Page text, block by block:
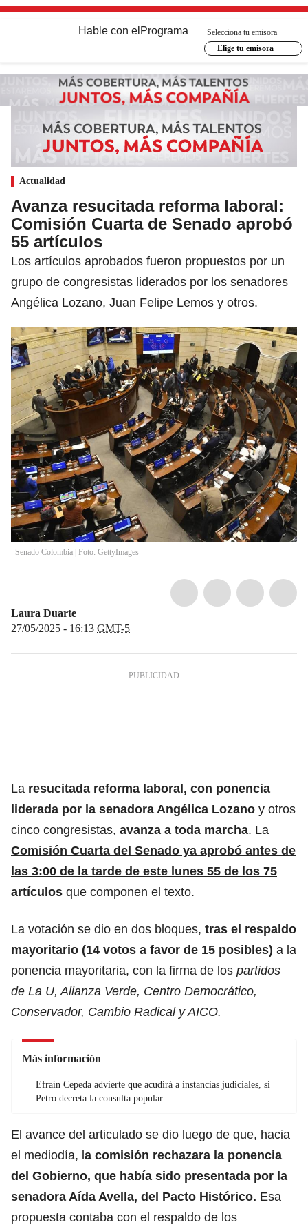
Hable con el Programa
Selecciona tu emisora
Elige tu emisora
Actualidad
Avanza resucitada reforma laboral:
Comisión Cuarta de Senado aprobó
55 artículos
Los artículos aprobados fueron propuestos por un
grupo de congresistas liderados por los senadores
Angélica Lozano, Juan Felipe Lemos y otros.
Senado Colombia | Foto: GettyImages
Laura Duarte
27/05/2025 - 16:13 GMT-5
La resucitada reforma laboral, con ponencia
liderada por la senadora Angélica Lozano y otros
cinco congresistas, avanza a toda marcha. La
Comisión Cuarta del Senado ya aprobó antes de
las 3:00 de la tarde de este lunes 55 de los 75
artículos que componen el texto.
La votación se dio en dos bloques, tras el respaldo
mayoritario (14 votos a favor de 15 posibles) a la
ponencia mayoritaria, con la firma de los partidos
de La U, Alianza Verde, Centro Democrático,
Conservador, Cambio Radical y AICO.
Más información
Efraín Cepeda advierte que acudirá a instancias judiciales, si
Petro decreta la consulta popular
El avance del articulado se dio luego de que, hacia
el mediodía, la comisión rechazara la ponencia
del Gobierno, que había sido presentada por la
senadora Aída Avella, del Pacto Histórico. Esa
propuesta contaba con el respaldo de los